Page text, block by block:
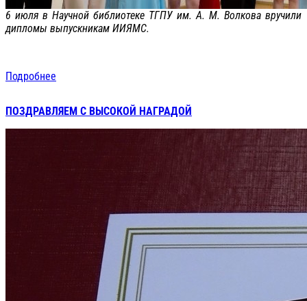
6 июля в Научной библиотеке ТГПУ им. А. М. Волкова вручили
дипломы выпускникам ИИЯМС.
Подробнее
ПОЗДРАВЛЯЕМ С ВЫСОКОЙ НАГРАДОЙ